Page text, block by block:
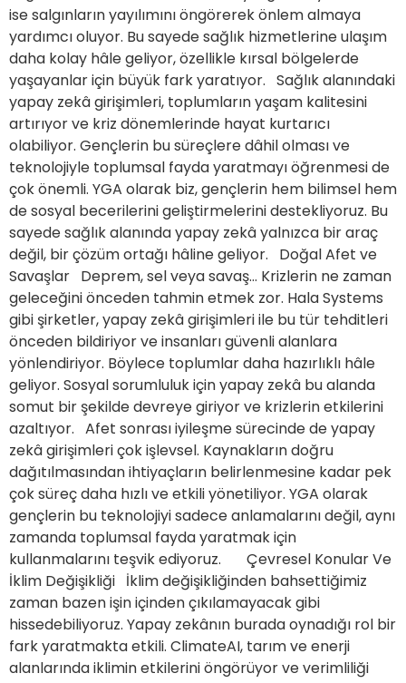
ise salgınların yayılımını öngörerek önlem almaya
yardımcı oluyor. Bu sayede sağlık hizmetlerine ulaşım
daha kolay hâle geliyor, özellikle kırsal bölgelerde
yaşayanlar için büyük fark yaratıyor. Sağlık alanındaki
yapay zekâ girişimleri, toplumların yaşam kalitesini
artırıyor ve kriz dönemlerinde hayat kurtarıcı
olabiliyor. Gençlerin bu süreçlere dâhil olması ve
teknolojiyle toplumsal fayda yaratmayı öğrenmesi de
çok önemli. YGA olarak biz, gençlerin hem bilimsel hem
de sosyal becerilerini geliştirmelerini destekliyoruz. Bu
sayede sağlık alanında yapay zekâ yalnızca bir araç
değil, bir çözüm ortağı hâline geliyor. Doğal Afet ve
Savaşlar Deprem, sel veya savaş… Krizlerin ne zaman
geleceğini önceden tahmin etmek zor. Hala Systems
gibi şirketler, yapay zekâ girişimleri ile bu tür tehditleri
önceden bildiriyor ve insanları güvenli alanlara
yönlendiriyor. Böylece toplumlar daha hazırlıklı hâle
geliyor. Sosyal sorumluluk için yapay zekâ bu alanda
somut bir şekilde devreye giriyor ve krizlerin etkilerini
azaltıyor. Afet sonrası iyileşme sürecinde de yapay
zekâ girişimleri çok işlevsel. Kaynakların doğru
dağıtılmasından ihtiyaçların belirlenmesine kadar pek
çok süreç daha hızlı ve etkili yönetiliyor. YGA olarak
gençlerin bu teknolojiyi sadece anlamalarını değil, aynı
zamanda toplumsal fayda yaratmak için
kullanmalarını teşvik ediyoruz. Çevresel Konular Ve
İklim Değişikliği İklim değişikliğinden bahsettiğimiz
zaman bazen işin içinden çıkılamayacak gibi
hissedebiliyoruz. Yapay zekânın burada oynadığı rol bir
fark yaratmakta etkili. ClimateAI, tarım ve enerji
alanlarında iklimin etkilerini öngörüyor ve verimliliği